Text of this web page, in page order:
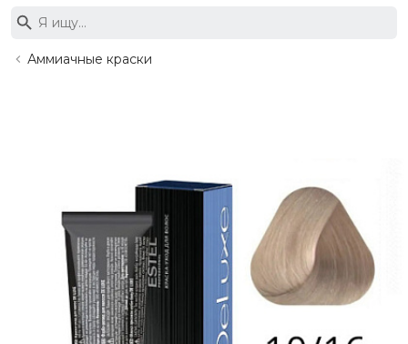
Аммиачные краски